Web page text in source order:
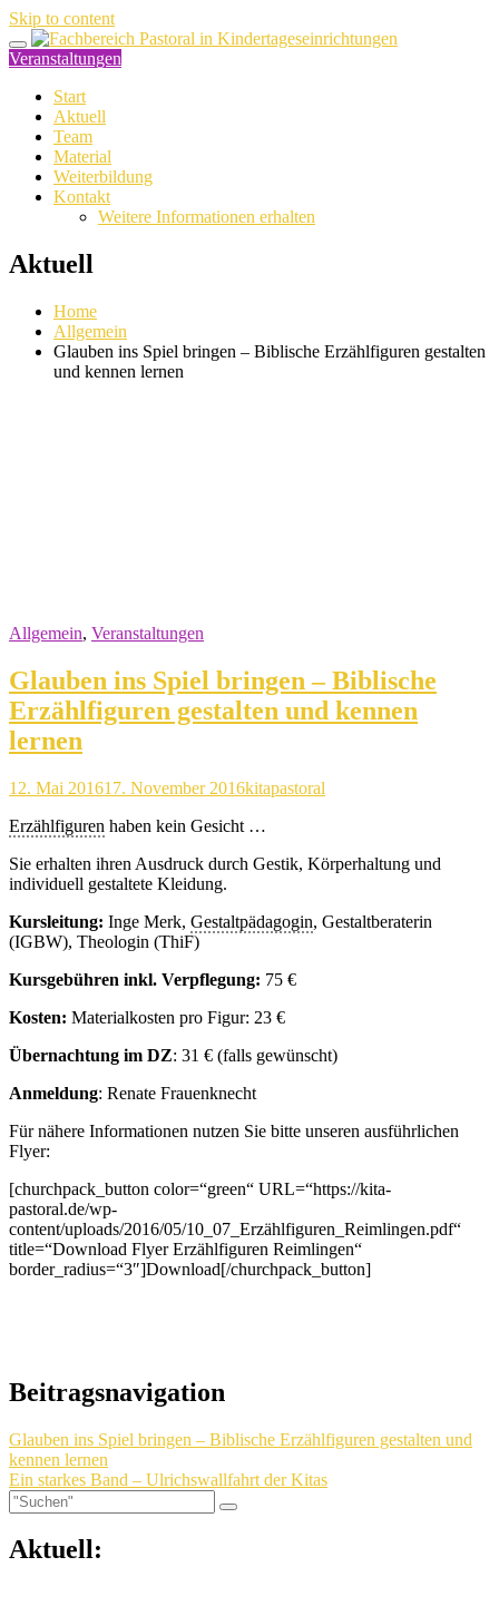
Skip to content
Veranstaltungen
Start
Aktuell
Team
Material
Weiterbildung
Kontakt
Weitere Informationen erhalten
Aktuell
Home
Allgemein
Glauben ins Spiel bringen – Biblische Erzählfiguren gestalten
und kennen lernen
Allgemein, Veranstaltungen
Glauben ins Spiel bringen – Biblische
Erzählfiguren gestalten und kennen
lernen
12. Mai 201617. November 2016kitapastoral
Erzählfiguren haben kein Gesicht …
Sie erhalten ihren Ausdruck durch Gestik, Körperhaltung und
individuell gestaltete Kleidung.
Kursleitung: Inge Merk, Gestaltpädagogin, Gestaltberaterin
(IGBW), Theologin (ThiF)
Kursgebühren inkl. Verpflegung: 75 €
Kosten: Materialkosten pro Figur: 23 €
Übernachtung im DZ: 31 € (falls gewünscht)
Anmeldung: Renate Frauenknecht
Für nähere Informationen nutzen Sie bitte unseren ausführlichen
Flyer:
[churchpack_button color=“green“ URL=“https://kita-
pastoral.de/wp-
content/uploads/2016/05/10_07_Erzählfiguren_Reimlingen.pdf“
title=“Download Flyer Erzählfiguren Reimlingen“
border_radius=“3″]Download[/churchpack_button]
Beitragsnavigation
Glauben ins Spiel bringen – Biblische Erzählfiguren gestalten und
kennen lernen
Ein starkes Band – Ulrichswallfahrt der Kitas
Aktuell: